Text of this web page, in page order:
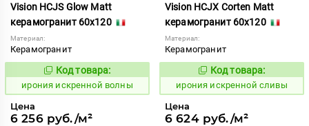
Vision HCJS Glow Matt
керамогранит 60x120
Материал:
Керамогранит
1098262
Код товара:
ирония искренной волны
Цена
6 256 руб./м²
Vision HCJX Corten Matt
керамогранит 60x120
Материал:
Керамогранит
1098261
Код товара:
ирония искренной сливы
Цена
6 624 руб./м²